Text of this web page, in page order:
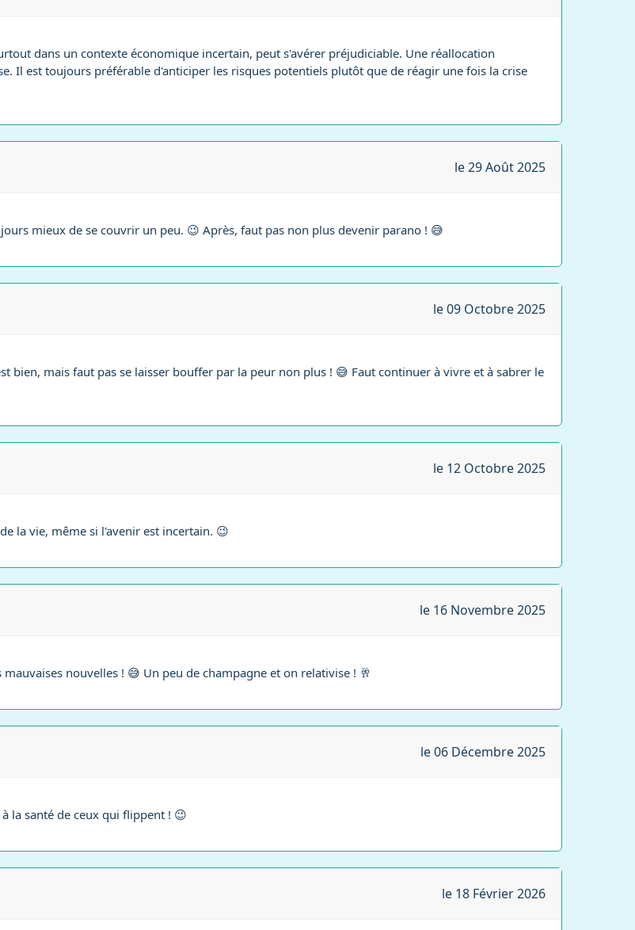
dans un contexte économique incertain, peut s'avérer préjudiciable. Une réallocation
Il est toujours préférable d'anticiper les risques potentiels plutôt que de réagir une fois la crise
le 29 Août 2025
mieux de se couvrir un peu. 😉 Après, faut pas non plus devenir parano ! 😅
le 09 Octobre 2025
bien, mais faut pas se laisser bouffer par la peur non plus ! 😅 Faut continuer à vivre et à sabrer le
le 12 Octobre 2025
la vie, même si l'avenir est incertain. 😉
le 16 Novembre 2025
nouvelles ! 😅 Un peu de champagne et on relativise ! 🥂
le 06 Décembre 2025
la santé de ceux qui flippent ! 😉
le 18 Février 2026